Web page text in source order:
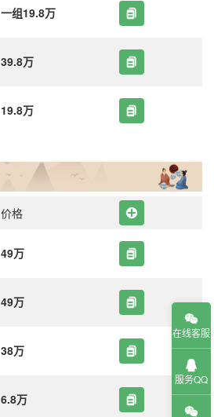
一组19.8万
39.8万
19.8万
价格
49万
49万
38万
6.8万
在线客服
服务QQ